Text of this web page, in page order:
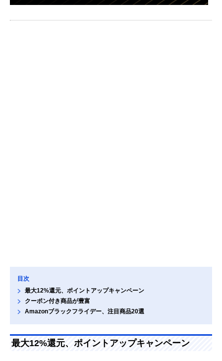
目次
最大12%還元、ポイントアップキャンペーン
クーポン付き商品が豊富
Amazonブラックフライデー、注目商品20選
最大12%還元、ポイントアップキャンペーン